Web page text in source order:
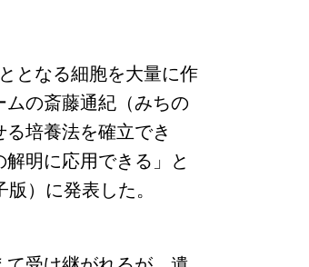
となる細胞を大量に作
の斎藤通紀（みちの
培養法を確立でき
明に応用できる」と
）に発表した。